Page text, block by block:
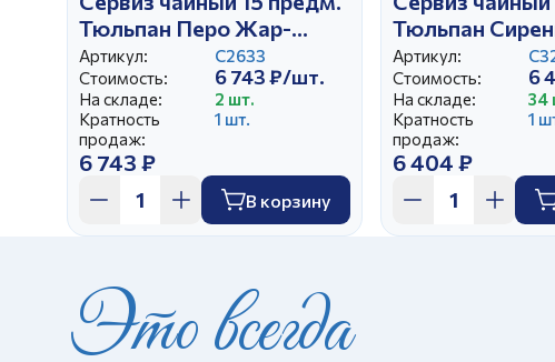
Тюльпан Перо Жар-
птицы
Артикул:
С2633
Стоимость:
6 743 ₽/шт.
На складе:
2 шт.
Кратность
продаж:
1 шт.
6 743 ₽
В корзину
Тюльпан
Артикул:
Стоимость:
6
На складе:
34
Кратность
продаж:
1
6 404 ₽
Это всегда